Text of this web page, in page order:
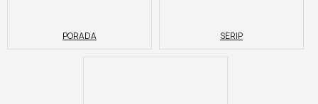
PORADA SERIP